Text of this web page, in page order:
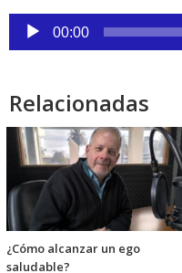
Reproductor
de
00:00
Relacionadas
¿Cómo alcanzar un ego
saludable?